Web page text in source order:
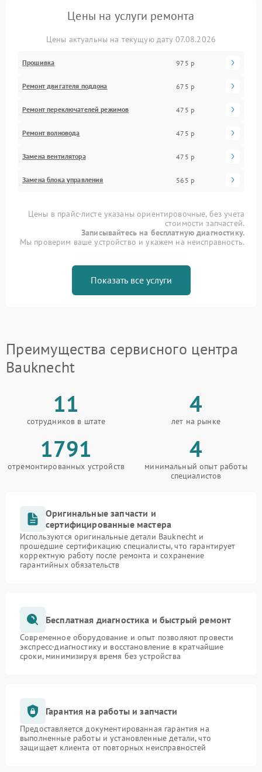
Цены на услуги ремонта
Цены актуальны на текущую дату 07.08.2026
Прошивка 975 р
Ремонт двигателя поддона 675 р
Ремонт переключателей режимов 475 р
Ремонт волновода 475 р
Замена вентилятора 475 р
Замена блока управления 565 р
Цены в прайс-листе указаны ориентировочные, без учета
стоимости запчастей.
Записывайтесь на бесплатную диагностику.
Мы проверим ваше устройство и укажем на неисправность.
Показать все услуги
Преимущества сервисного центра
Bauknecht
11
сотрудников в штате
4
лет на рынке
1791
отремонтированных устройств
4
минимальный опыт работы
специалистов
Оригинальные запчасти и
сертифицированные мастера
Используются оригинальные детали Bauknecht и
прошедшие сертификацию специалисты, что гарантирует
корректную работу после ремонта и сохранение
гарантийных обязательств
Бесплатная диагностика и быстрый ремонт
Современное оборудование и опыт позволяют провести
экспресс-диагностику и восстановление в кратчайшие
сроки, минимизируя время без устройства
Гарантия на работы и запчасти
Предоставляется документированная гарантия на
выполненные работы и установленные детали, что
защищает клиента от повторных неисправностей